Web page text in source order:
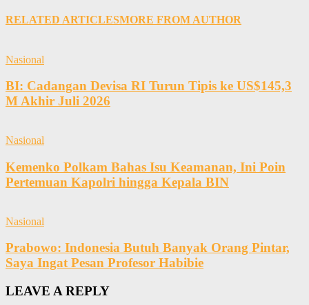
RELATED ARTICLESMORE FROM AUTHOR
Nasional
BI: Cadangan Devisa RI Turun Tipis ke US$145,3
M Akhir Juli 2026
Nasional
Kemenko Polkam Bahas Isu Keamanan, Ini Poin
Pertemuan Kapolri hingga Kepala BIN
Nasional
Prabowo: Indonesia Butuh Banyak Orang Pintar,
Saya Ingat Pesan Profesor Habibie
LEAVE A REPLY